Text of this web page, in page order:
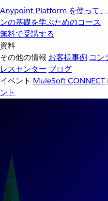
Anypoint Platform を使って
ンの基礎を学ぶためのコース
無料で受講する
資料
その他の情報 お客様事例 コン
レスセンター ブログ
イベント MuleSoft CONNECT
ント